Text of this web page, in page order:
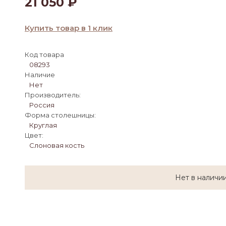
Купить товар в 1 клик
Код товара
08293
Наличие
Нет
Производитель:
Россия
Форма столешницы:
Круглая
Цвет:
Слоновая кость
Нет в